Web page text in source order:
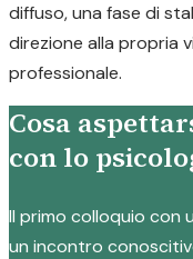
diffuso, una fase di
direzione alla propria
professionale.
Cosa
con lo
Il primo colloquio con
un incontro